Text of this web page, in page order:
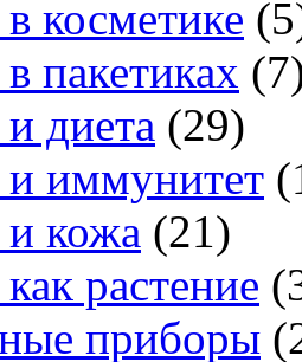
косметике
пакетиках
диета (29)
иммунитет
кожа (21)
растение
приборы